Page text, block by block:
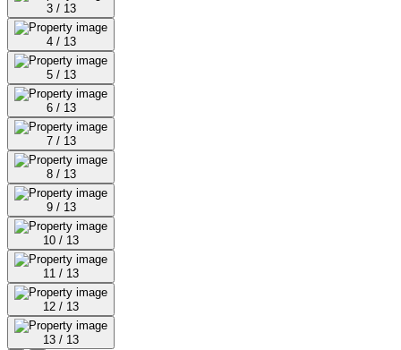
3 / 13
4 / 13
5 / 13
6 / 13
7 / 13
8 / 13
9 / 13
10 / 13
11 / 13
12 / 13
13 / 13